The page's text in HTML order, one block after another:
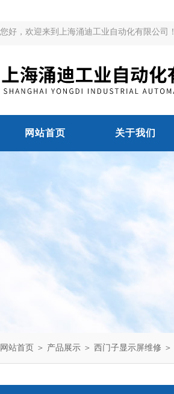
您好，欢迎来到上海涌迪工业自动化有限公司！
网站首页 关于我们
网站首页 ＞ 产品展示 ＞ 西门子显示屏维修 ＞